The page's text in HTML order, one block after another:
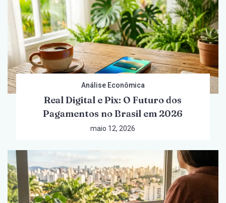
Análise Econômica
Real Digital e Pix: O Futuro dos
Pagamentos no Brasil em 2026
maio 12, 2026